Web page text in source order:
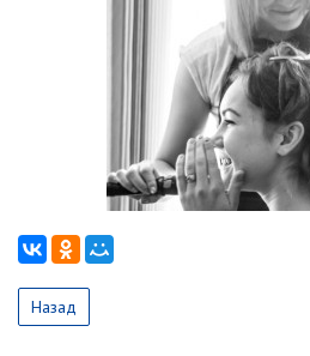
Назад